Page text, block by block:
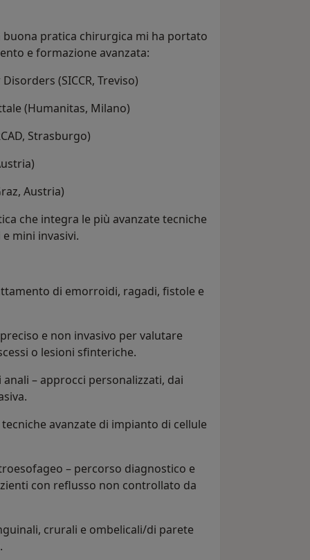
pratica chirurgica mi ha portato
e formazione avanzata:
(SICCR, Treviso)
(Humanitas, Milano)
Strasburgo)
Austria)
che integra le più avanzate tecniche
mini invasivi.
di emorroidi, ragadi, fistole e
e non invasivo per valutare
o lesioni sfinteriche.
– approcci personalizzati, dai
avanzate di impianto di cellule
– percorso diagnostico e
con reflusso non controllato da
crurali e ombelicali/di parete